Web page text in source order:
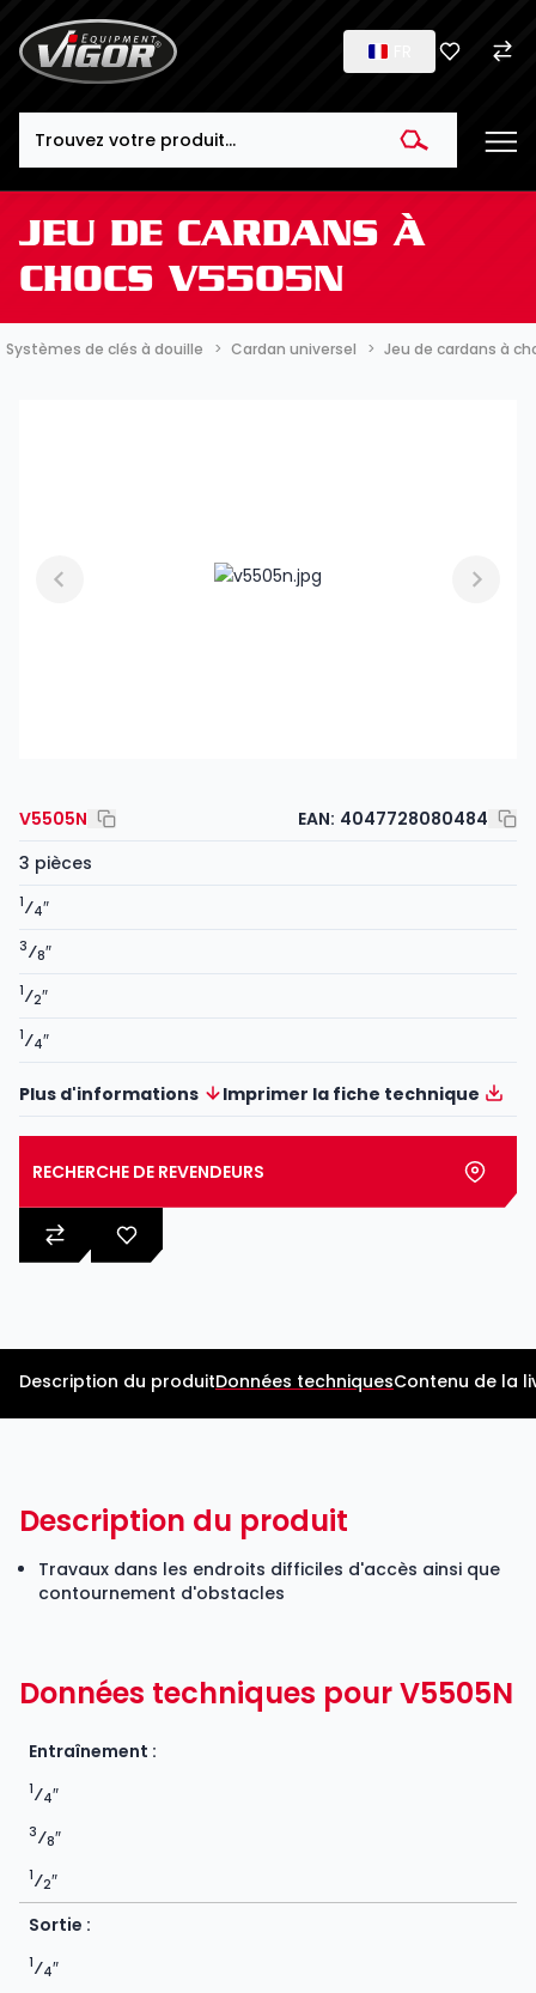
JEU DE CARDANS À
CHOCS V5505N
Systèmes de clés à douille Cardan universel Jeu de cardans à
V5505N EAN: 4047728080484
3 pièces
1⁄4″
3⁄8″
1⁄2″
1⁄4″
Plus d'informations Imprimer la fiche technique
RECHERCHE DE REVENDEURS
Description du produitDonnées techniquesContenu de la
Description du produit
Travaux dans les endroits difficiles d'accès ainsi que
contournement d'obstacles
Données techniques pour V5505N
Entraînement :
1⁄4″
3⁄8″
1⁄2″
Sortie :
1⁄4″